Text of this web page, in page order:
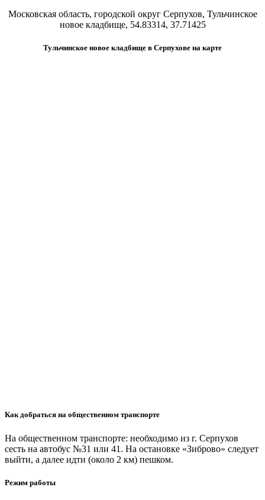
Московская область, городской округ Серпухов, Тульчинское
новое кладбище, 54.83314, 37.71425
Тульчинское новое кладбище в Серпухове на карте
Как добраться на общественном транспорте
На общественном транспорте: необходимо из г. Серпухов
сесть на автобус №31 или 41. На остановке «Зиброво» следует
выйти, а далее идти (около 2 км) пешком.
Режим работы